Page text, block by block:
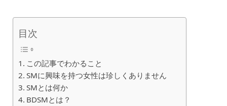
目次
この記事でわかること
SMに興味を持つ女性は珍しくありません
SMとは何か
BDSMとは？